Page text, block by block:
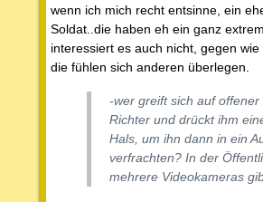
wenn ich mich recht entsinne, ein
Soldat..die haben eh ein ganz
interessiert es auch nicht, gegen
die fühlen sich anderen überlegen.
-wer greift sich auf
Richter und drückt ihm
Hals, um ihn dann in ein
verfrachten? In der
mehrere Videokameras